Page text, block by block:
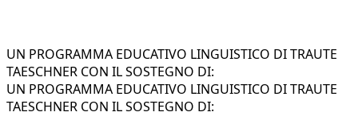
UN PROGRAMMA EDUCATIVO LINGUISTICO DI TRAUTE
TAESCHNER CON IL SOSTEGNO DI:
UN PROGRAMMA EDUCATIVO LINGUISTICO DI TRAUTE
TAESCHNER CON IL SOSTEGNO DI: